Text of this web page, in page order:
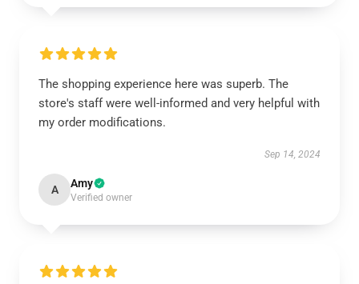
The shopping experience here was superb. The
store's staff were well-informed and very helpful with
my order modifications.
Sep 14, 2024
A Amy
Verified owner